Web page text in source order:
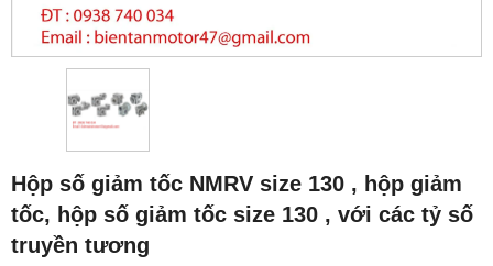
Hộp số giảm tốc NMRV size 130 , hộp giảm
tốc, hộp số giảm tốc size 130 , với các tỷ số
truyền tương